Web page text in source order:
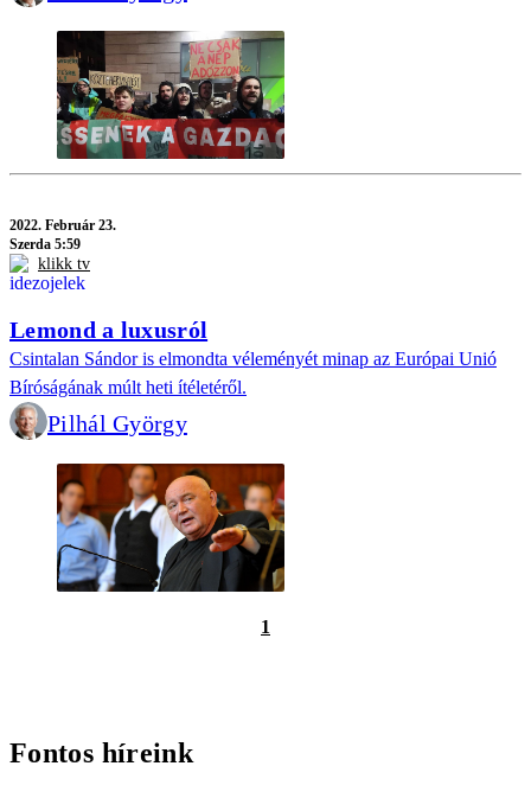
2022. Február 23.
Szerda 5:59
klikk tv
Lemond a luxusról
Csintalan Sándor is elmondta véleményét minap az Európai Unió
Bíróságának múlt heti ítéletéről.
Pilhál György
1
Fontos híreink